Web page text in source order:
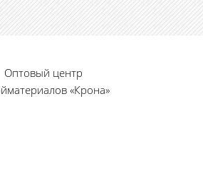
Оптовый центр
«Крона»